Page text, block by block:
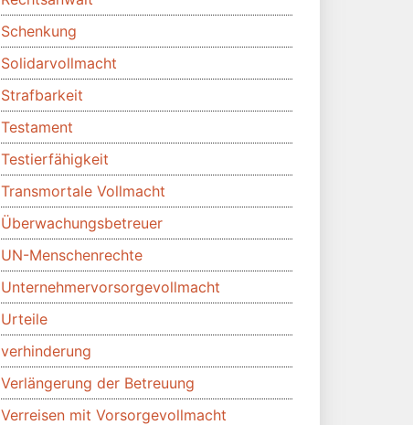
Schenkung
Solidarvollmacht
Strafbarkeit
Testament
Testierfähigkeit
Transmortale Vollmacht
Überwachungsbetreuer
UN-Menschenrechte
Unternehmervorsorgevollmacht
Urteile
verhinderung
Verlängerung der Betreuung
Verreisen mit Vorsorgevollmacht